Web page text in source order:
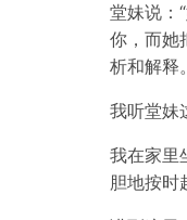
堂妹说：
你，而她
析和解释
我听堂妹
我在家里
胆地按时